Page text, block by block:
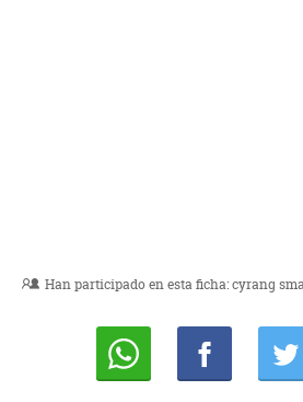
Han participado en esta ficha:cyrang